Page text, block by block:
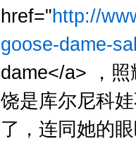
href="http://
goose-dame-
dame</a> ，
饶是库尔尼科
了，连同她的